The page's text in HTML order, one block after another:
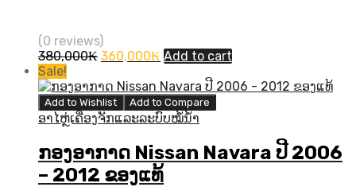
(0 reviews)
380,000₭ Original
was:
380,000₭.
360,000₭ Current
is:
360,000₭.
Add to cart
Sale!
Add to Wishlist Add to Compare
ອາໄຫຼ່ເຄື່ອງຈັກແລະລະບົບໝໍ້ນ້ຳ
ກອງອາກາດ Nissan Navara ປີ 2006
– 2012 ຂອງແທ້